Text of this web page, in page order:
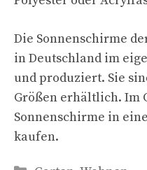
Die Sonnenschirme
in Deutschland im
und produziert. Sie
Größen erhältlich. Im
Sonnenschirme in
kaufen.